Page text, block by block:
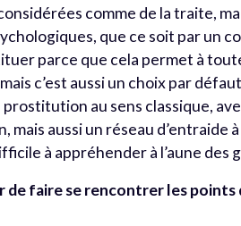
comme de la traite,
que ce soit par un
parce que cela permet à
c’est aussi un choix par
au sens classique,
mais aussi un réseau d’entraide
à appréhender à l’aune des
de faire se rencontrer les